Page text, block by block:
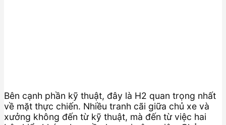
Bên cạnh phần kỹ thuật, đây là H2 quan trọng nhất
về mặt thực chiến. Nhiều tranh cãi giữa chủ xe và
xưởng không đến từ kỹ thuật, mà đến từ việc hai